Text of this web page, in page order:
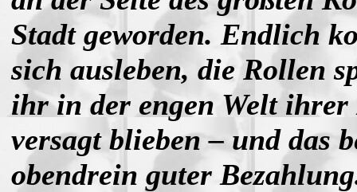
Stadt geworden. Endlich
sich ausleben, die Rollen
ihr in der engen Welt
versagt blieben – und das
obendrein guter